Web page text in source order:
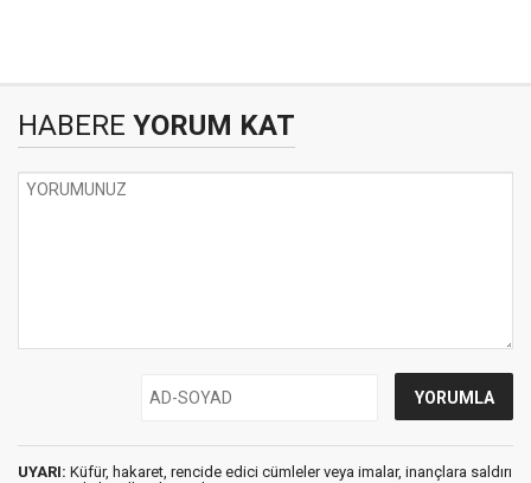
HABERE YORUM KAT
UYARI: Küfür, hakaret, rencide edici cümleler veya imalar, inançlara saldırı